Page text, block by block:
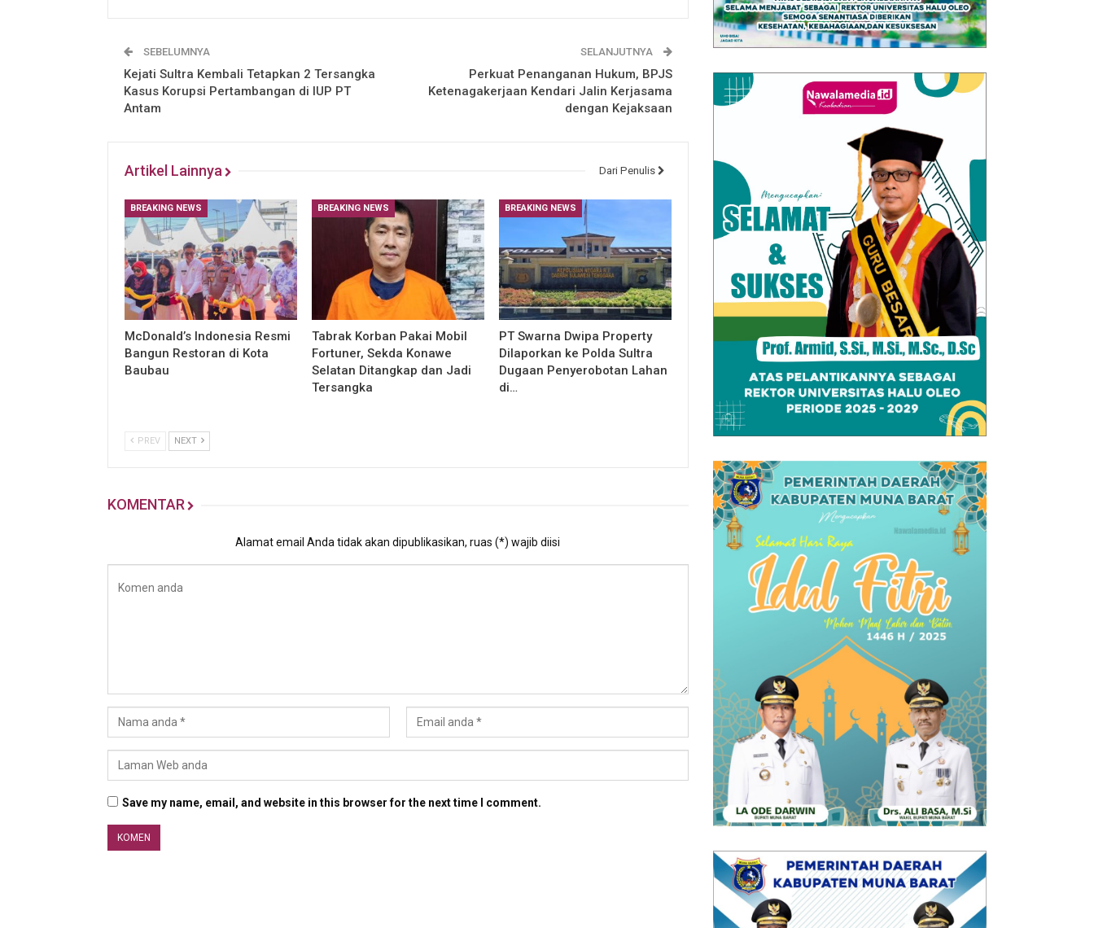
SEBELUMNYA
Kejati Sultra Kembali Tetapkan 2 Tersangka
Kasus Korupsi Pertambangan di IUP PT
Antam
SELANJUTNYA
Perkuat Penanganan Hukum, BPJS
Ketenagakerjaan Kendari Jalin Kerjasama
dengan Kejaksaan
Artikel Lainnya Dari Penulis
BREAKING NEWS
McDonald’s Indonesia Resmi
Bangun Restoran di Kota
Baubau
BREAKING NEWS
Tabrak Korban Pakai Mobil
Fortuner, Sekda Konawe
Selatan Ditangkap dan Jadi
Tersangka
BREAKING NEWS
PT Swarna Dwipa Property
Dilaporkan ke Polda Sultra
Dugaan Penyerobotan Lahan
di…
PREV NEXT
KOMENTAR
Alamat email Anda tidak akan dipublikasikan, ruas (*) wajib diisi
Save my name, email, and website in this browser for the next time I comment.